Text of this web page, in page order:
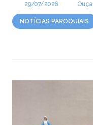
29/07/2026 Ouça
NOTÍCIAS PAROQUIAIS